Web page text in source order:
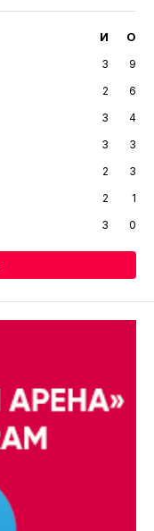
И О
3
9
2
6
3
4
3
3
2
3
2
1
3 0